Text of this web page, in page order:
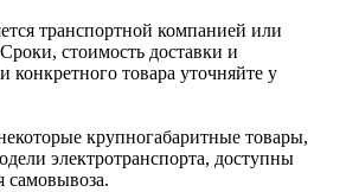
транспортной компанией или
стоимость доставки и
конкретного товара уточняйте у
крупногабаритные товары,
электротранспорта, доступны
самовывоза.